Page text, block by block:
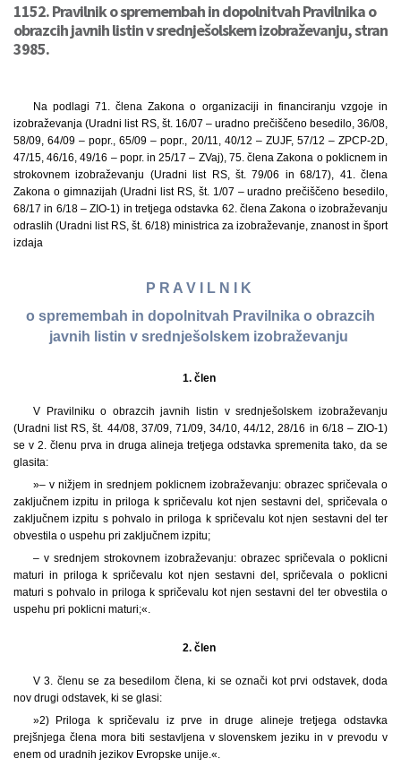
1152. Pravilnik o spremembah in dopolnitvah Pravilnika o
obrazcih javnih listin v srednješolskem izobraževanju, stran
3985.
Na podlagi 71. člena Zakona o organizaciji in financiranju vzgoje in
izobraževanja (Uradni list RS, št. 16/07 – uradno prečiščeno besedilo, 36/08,
58/09, 64/09 – popr., 65/09 – popr., 20/11, 40/12 – ZUJF, 57/12 – ZPCP-2D,
47/15, 46/16, 49/16 – popr. in 25/17 – ZVaj), 75. člena Zakona o poklicnem in
strokovnem izobraževanju (Uradni list RS, št. 79/06 in 68/17), 41. člena
Zakona o gimnazijah (Uradni list RS, št. 1/07 – uradno prečiščeno besedilo,
68/17 in 6/18 – ZIO-1) in tretjega odstavka 62. člena Zakona o izobraževanju
odraslih (Uradni list RS, št. 6/18) ministrica za izobraževanje, znanost in šport
izdaja
P R A V I L N I K
o spremembah in dopolnitvah Pravilnika o obrazcih
javnih listin v srednješolskem izobraževanju
1. člen
V Pravilniku o obrazcih javnih listin v srednješolskem izobraževanju
(Uradni list RS, št. 44/08, 37/09, 71/09, 34/10, 44/12, 28/16 in 6/18 – ZIO-1)
se v 2. členu prva in druga alineja tretjega odstavka spremenita tako, da se
glasita:
»– v nižjem in srednjem poklicnem izobraževanju: obrazec spričevala o
zaključnem izpitu in priloga k spričevalu kot njen sestavni del, spričevala o
zaključnem izpitu s pohvalo in priloga k spričevalu kot njen sestavni del ter
obvestila o uspehu pri zaključnem izpitu;
– v srednjem strokovnem izobraževanju: obrazec spričevala o poklicni
maturi in priloga k spričevalu kot njen sestavni del, spričevala o poklicni
maturi s pohvalo in priloga k spričevalu kot njen sestavni del ter obvestila o
uspehu pri poklicni maturi;«.
2. člen
V 3. členu se za besedilom člena, ki se označi kot prvi odstavek, doda
nov drugi odstavek, ki se glasi:
»2) Priloga k spričevalu iz prve in druge alineje tretjega odstavka
prejšnjega člena mora biti sestavljena v slovenskem jeziku in v prevodu v
enem od uradnih jezikov Evropske unije.«.